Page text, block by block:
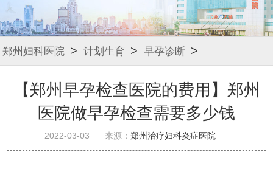
郑州妇科医院 > 计划生育 > 早孕诊断 >
【郑州早孕检查医院的费用】郑州
医院做早孕检查需要多少钱
2022-03-03 来源： 郑州治疗妇科炎症医院